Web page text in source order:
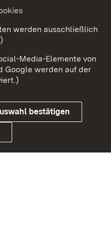
werden ausschließlich
Media-Elemente von
Google werden auf der
bestätigen